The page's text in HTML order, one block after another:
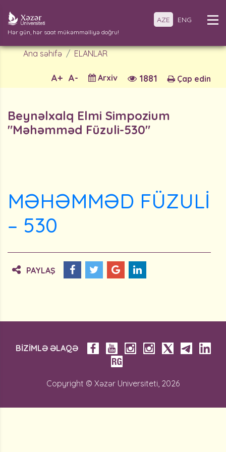
Hər gün, hər saat mükəmməlliyə doğru!
AZE ENG
Ana səhifə ELANLAR
Çap edin
1881
Arxiv
A-
A+
Beynəlxalq Elmi Simpozium
"Məhəmməd Füzuli-530"
MƏHƏMMƏD FÜZULİ
– 530
PAYLAŞ
BİZİMLƏ ƏLAQƏ
Copyright © Xəzər Universiteti, 2026